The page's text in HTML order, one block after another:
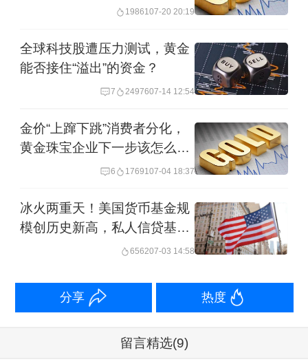
黄金价格从年初5598美元/盎司的历史高
元/盎司关口，回撤幅度约30%。
据Wind数据，上半年10只黄金股有6只
收跌，山东黄金领跌，期内累计下跌
40.35%，最大回撤达62.05%；其次是山
金国际，上半年累计下跌28.92%，最大
回撤55.90%；中金黄金（600489.SH）
下跌22.73%，最大回撤56.20%。
跌幅相对小的个股回撤幅度也较大，招
10.26%，最大回撤达到59.82%；赤峰黄
1986107-20 20:19
全球科技股遭压力测试，黄金
能否接住“溢出”的资金？
7 2497607-14 12:54
金价“上蹿下跳”消费者分化，
黄金珠宝企业下一步该怎么
6 1769107-04 18:37
冰火两重天！美国货币基金规
模创历史新高，私人信贷基金
656207-03 14:58
分享 热度
留言精选(9)